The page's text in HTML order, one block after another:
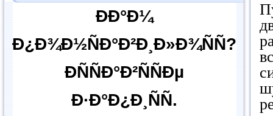
ÐÐ°Ð¼
Ð¿Ð¾Ð½ÑÐ°Ð²Ð¸Ð»Ð¾ÑÑ?
ÐÑÑÐ°Ð²ÑÑÐµ
Ð·Ð°Ð¿Ð¸ÑÑ.